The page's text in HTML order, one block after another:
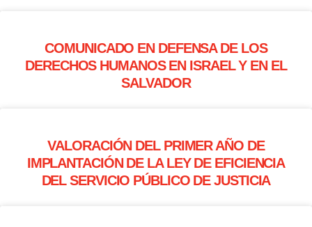
COMUNICADO EN DEFENSA DE LOS
DERECHOS HUMANOS EN ISRAEL Y EN EL
SALVADOR
VALORACIÓN DEL PRIMER AÑO DE
IMPLANTACIÓN DE LA LEY DE EFICIENCIA
DEL SERVICIO PÚBLICO DE JUSTICIA